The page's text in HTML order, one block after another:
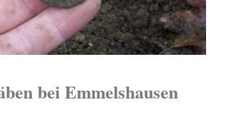
bei Emmelshausen